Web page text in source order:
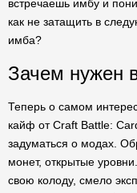
встречаешь имбу и
как не затащить в
имба?
Зачем нужен
Теперь о самом
кайф от Craft Battle:
задуматься о модах.
монет, открытые
свою колоду, смело